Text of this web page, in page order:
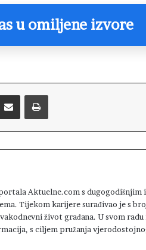
u omiljene izvore
Aktuelne.com s dugogodišnjim
Tijekom karijere surađivao je s
život građana. U svom radu
s ciljem pružanja